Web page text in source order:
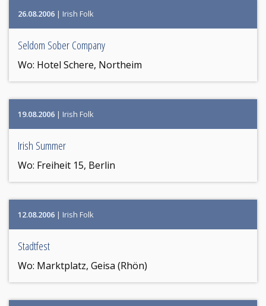
26.08.2006 | Irish Folk
Seldom Sober Company
Wo: Hotel Schere, Northeim
19.08.2006 | Irish Folk
Irish Summer
Wo: Freiheit 15, Berlin
12.08.2006 | Irish Folk
Stadtfest
Wo: Marktplatz, Geisa (Rhön)